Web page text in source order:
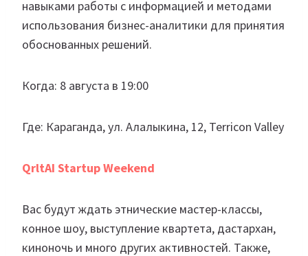
навыками работы с информацией и методами
использования бизнес-аналитики для принятия
обоснованных решений.
Когда: 8 августа в 19:00
Где: Караганда, ул. Алалыкина, 12, Terricon Valley
QrltAI Startup Weekend
Вас будут ждать этнические мастер-классы,
конное шоу, выступление квартета, дастархан,
киноночь и много других активностей. Также,